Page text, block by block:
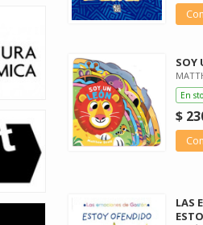
SOY
En
$
LAS